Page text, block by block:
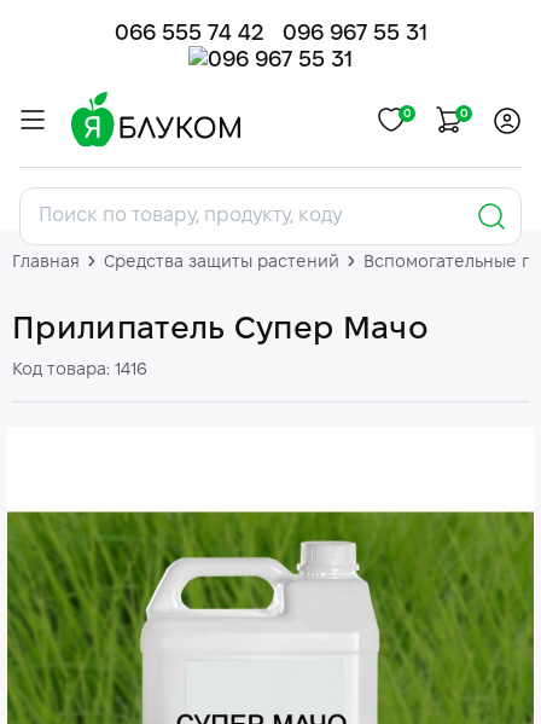
066 555 74 42 096 967 55 31
0 0
Главная Средства защиты растений Вспомогательные
Прилипатель Супер Мачо
Код товара: 1416